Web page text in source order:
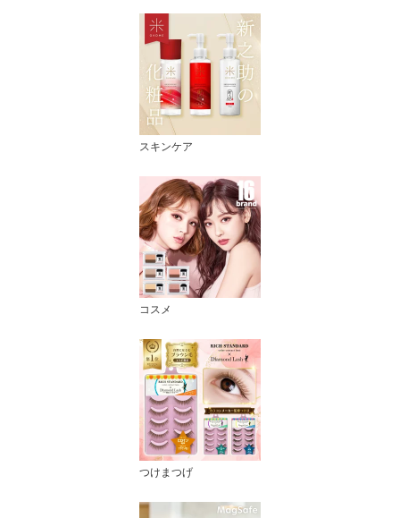
スキンケア
コスメ
つけまつげ